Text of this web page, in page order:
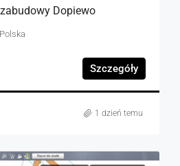
Dopiewo
Szczegóły
1 dzień temu